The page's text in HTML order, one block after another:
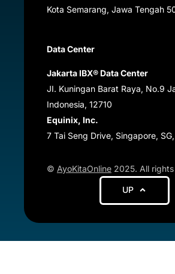
Kota Semarang, Jawa Tengah
Data Center
Jakarta IBX® Data Center
JI. Kuningan Barat Raya, No.9
Indonesia, 12710
Equinix, Inc.
7 Tai Seng Drive, Singapore,
© AyoKitaOnline2025. All rights
UP